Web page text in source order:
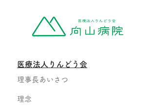
医療法人りんどう会
理事長あいさつ
理念